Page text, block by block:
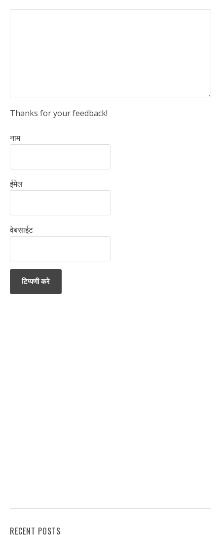
Thanks for your feedback!
नाम
ईमेल
वेबसाईट
RECENT POSTS